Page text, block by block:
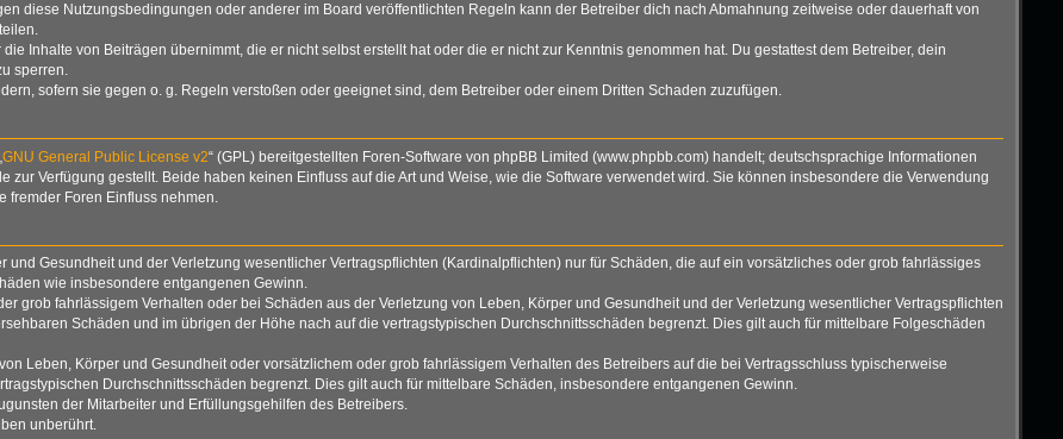
diese Nutzungsbedingungen oder anderer im Board veröffentlichten Regeln kann der Betreiber dich nach Abmahnung zeitweise oder dauerhaft von
Inhalte von Beiträgen übernimmt, die er nicht selbst erstellt hat oder die er nicht zur Kenntnis genommen hat. Du gestattest dem Betreiber, dein
sperren.
sofern sie gegen o. g. Regeln verstoßen oder geeignet sind, dem Betreiber oder einem Dritten Schaden zuzufügen.
GNU General Public License v2“ (GPL) bereitgestellten Foren-Software von phpBB Limited (www.phpbb.com) handelt; deutschsprachige Informationen
Verfügung gestellt. Beide haben keinen Einfluss auf die Art und Weise, wie die Software verwendet wird. Sie können insbesondere die Verwendung
fremder Foren Einfluss nehmen.
und Gesundheit und der Verletzung wesentlicher Vertragspflichten (Kardinalpflichten) nur für Schäden, die auf ein vorsätzliches oder grob fahrlässiges
wie insbesondere entgangenen Gewinn.
grob fahrlässigem Verhalten oder bei Schäden aus der Verletzung von Leben, Körper und Gesundheit und der Verletzung wesentlicher Vertragspflichten
Schäden und im übrigen der Höhe nach auf die vertragstypischen Durchschnittsschäden begrenzt. Dies gilt auch für mittelbare Folgeschäden
Leben, Körper und Gesundheit oder vorsätzlichem oder grob fahrlässigem Verhalten des Betreibers auf die bei Vertragsschluss typischerweise
Durchschnittsschäden begrenzt. Dies gilt auch für mittelbare Schäden, insbesondere entgangenen Gewinn.
der Mitarbeiter und Erfüllungsgehilfen des Betreibers.
unberührt.